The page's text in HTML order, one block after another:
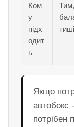
Ком
у
підх
одит
ь
Якщо
автобокс
потрібен